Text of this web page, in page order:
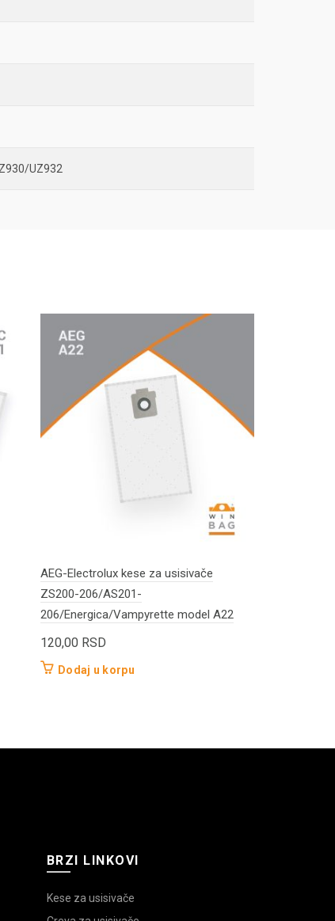
UZ932
AEG-Electrolux kese za usisivače
ZS200-206/AS201-
206/Energica/Vampyrette model A22
120,00 RSD
Dodaj u korpu
BRZI LINKOVI
Kese za usisivače